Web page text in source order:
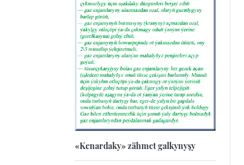
«Kenardaky» zähmet galkynyşy